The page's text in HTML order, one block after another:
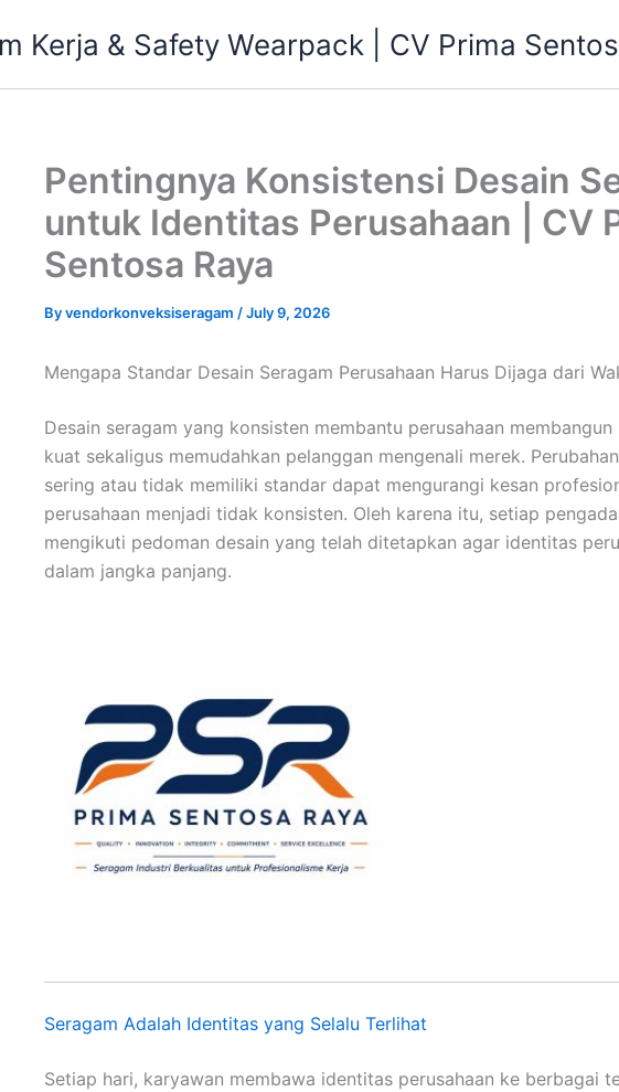
Kerja & Safety Wearpack | CV Prima
Pentingnya Konsistensi Desain
untuk Identitas Perusahaan | CV
Sentosa Raya
Byvendorkonveksiseragam /July 9, 2026
Mengapa Standar Desain Seragam Perusahaan Harus Dijaga dari
Desain seragam yang konsisten membantu perusahaan
kuat sekaligus memudahkan pelanggan mengenali merek.
sering atau tidak memiliki standar dapat mengurangi kesan
perusahaan menjadi tidak konsisten. Oleh karena itu, setiap
mengikuti pedoman desain yang telah ditetapkan agar identitas
dalam jangka panjang.
Seragam Adalah Identitas yang Selalu Terlihat
Setiap hari, karyawan membawa identitas perusahaan ke berbagai